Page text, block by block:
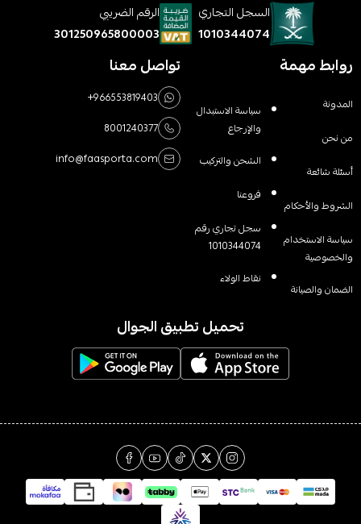
السجل التجاري
1010344074
الرقم الضريبي
301250965800003
روابط مهمة
المدونة
من نحن
أسئلة شائعة
الشروط والأحكام
سياسة الاستخدام
والخصوصية
الضمان والصيانة
سياسة الاستبدال
والإرجاع
الشحن والتركيب
فروعنا
سجل تجاري رقم
1010344074
نقاط الولاء
تواصل معنا
+966553819403
8001240377
info@faasporta.com
تحميل تطبيق الجوال